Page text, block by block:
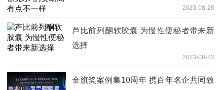
2023-08-28
芦比前列酮软胶囊 为慢性便秘者带来新
选择
2023-08-22
金旗奖案例集10周年 携百年名企共同致